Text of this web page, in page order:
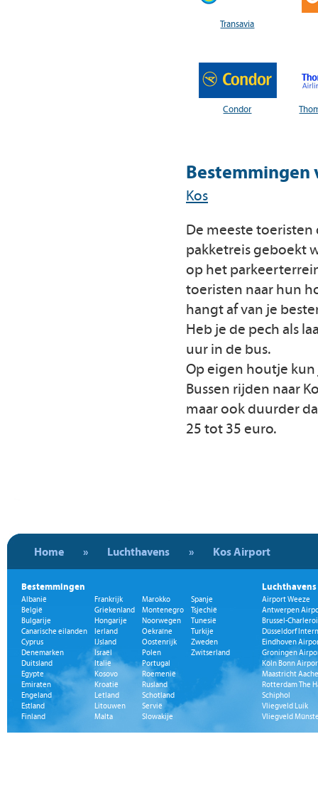
Transavia
Condor
Bestemmingen
Kos
De meeste
pakketreis geboekt
op het
toeristen naar hun
hangt af van je
Heb je de pech als
uur in de bus.
Op eigen houtje
Bussen rijden naar
maar ook duurder
25 tot 35 euro.
Home » Luchthavens » Kos Airport
Bestemmingen
Albanië
België
Bulgarije
Canarische eilanden
Cyprus
Denemarken
Duitsland
Egypte
Emiraten
Engeland
Estland
Finland
Frankrijk
Griekenland
Hongarije
Ierland
IJsland
Israël
Italië
Kosovo
Kroatië
Letland
Litouwen
Malta
Marokko
Montenegro
Noorwegen
Oekraïne
Oostenrijk
Polen
Portugal
Roemenië
Rusland
Schotland
Servië
Slowakije
Spanje
Tsjechië
Tunesië
Turkije
Zweden
Zwitserland
Luchthavens
Airport Weeze
Antwerpen
Brussel-
Düsseldorf
Eindhoven
Groningen
Köln Bonn
Maastricht
Rotterdam The
Schiphol
Vliegveld Luik
Vliegveld